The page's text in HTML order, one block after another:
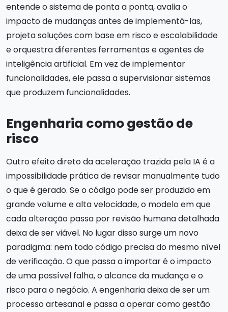
entende o sistema de ponta a ponta, avalia o
impacto de mudanças antes de implementá-las,
projeta soluções com base em risco e escalabilidade
e orquestra diferentes ferramentas e agentes de
inteligência artificial. Em vez de implementar
funcionalidades, ele passa a supervisionar sistemas
que produzem funcionalidades.
Engenharia como gestão de
risco
Outro efeito direto da aceleração trazida pela IA é a
impossibilidade prática de revisar manualmente tudo
o que é gerado. Se o código pode ser produzido em
grande volume e alta velocidade, o modelo em que
cada alteração passa por revisão humana detalhada
deixa de ser viável. No lugar disso surge um novo
paradigma: nem todo código precisa do mesmo nível
de verificação. O que passa a importar é o impacto
de uma possível falha, o alcance da mudança e o
risco para o negócio. A engenharia deixa de ser um
processo artesanal e passa a operar como gestão